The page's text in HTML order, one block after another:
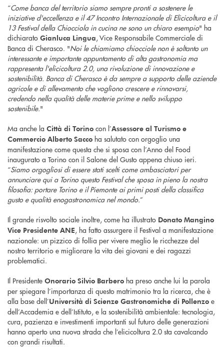
“Come banca del territorio siamo sempre pronti a sostenere le
iniziative d'eccellenza e il 47 Incontro Internazionale di Elicicoltura e il
13 Festival della Chiocciola in cucina ne sono un chiaro esempio" ha
dichiarato Gianluca Lingua, Vice Responsabile Commerciale di
Banca di Cherasco. "Noi le chiamiamo chiocciole non è soltanto un
interessante e importante appuntamento di alta gastronomia ma
rappresenta l'elicicoltura 2.0, una rivoluzione di innovazione e
sostenibilità. Banca di Cherasco è da sempre a supporto delle aziende
agricole e di allevamento che vogliono crescere e rinnovarsi,
credendo nella qualità delle materie prime e nello sviluppo
sostenibile."
Ma anche la Città di Torino con l’Assessore al Turismo e
Commercio Alberto Sacco ha salutato con orgoglio una
manifestazione come questa che si sposa con l’Anno del Food
inaugurato a Torino con il Salone del Gusto appena chiuso ieri.
“Siamo orgogliosi di essere stati scelti come ambasciatori per
annunciare qui a Torino questo Festival che sposa in pieno la nostra
filosofia: portare Torino e il Piemonte ai primi posti della classifica
gusto e qualità enogastronomica nel mondo.”
Il grande risvolto sociale inoltre, come ha illustrato Donato Mangino
Vice Presidente ANE, ha fatto assurgere il Festival a manifestazione
nazionale: un pizzico di follia per vivere meglio le ricchezze del
nostro territorio e migliorare la vita dei giovani e dei ragazzi
problematici.
Il Presidente Onorario Silvio Barbero ha preso anche lui la parola
per spiegare l’importanza di questo matrimonio tra la ricerca, che è
alla base dell’Università di Scienze Gastronomiche di Pollenzo e
dell’Accademia e dell’Istituto, e la sostenibilità ambientale: tecnologia,
cura, pazienza e investimenti importanti sul futuro delle generazioni
hanno aperto una nuova strada che l’elicicoltura 2.0 sta cavalcando
con grandi risultati.